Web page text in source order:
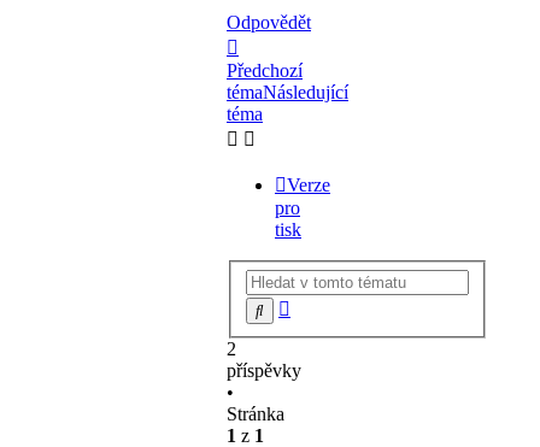
Odpovědět
Předchozí
témaNásledující
téma
Verze
pro
tisk
Hledat
2
příspěvky
•
Stránka
1 z 1